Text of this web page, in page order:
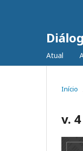
Atual
Início
v.